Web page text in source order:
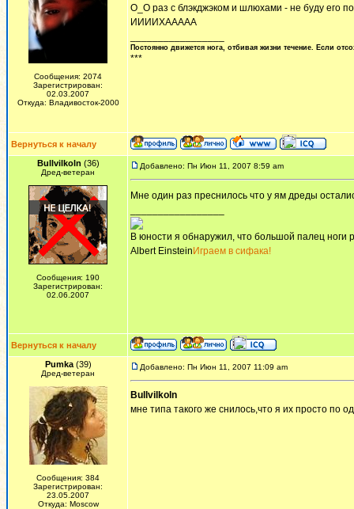
Сообщения: 2074
Зарегистрирован:
02.03.2007
Откуда: Владивосток-2000
О_О раз с блэкджэком и шлюхами - не буду его
ИИИИХААААА
Постоянно движется нога, отбивая жизни течение. Если
***
Вернуться к началу
Bullvilkoln (36)
Дред-ветеран
Сообщения: 190
Зарегистрирован:
02.06.2007
Добавлено: Пн Июн 11, 2007 8:59 am
Мне один раз преснилось что у ям дреды
В юности я обнаружил, что большой палец ноги
Albert Einstein Играем в сифака!
Вернуться к началу
Pumka(39)
Дред-ветеран
Сообщения: 384
Зарегистрирован:
23.05.2007
Откуда: Moscow
Добавлено: Пн Июн 11, 2007 11:09 am
Bullvilkoln
мне типа такого же снилось,что я их просто по